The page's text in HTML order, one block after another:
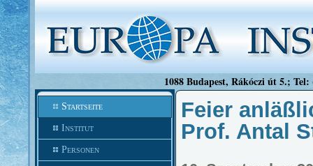
1088 Budapest, Rákóczi út 5.;
Startseite
Institut
Personen
Feier
Prof. Antal